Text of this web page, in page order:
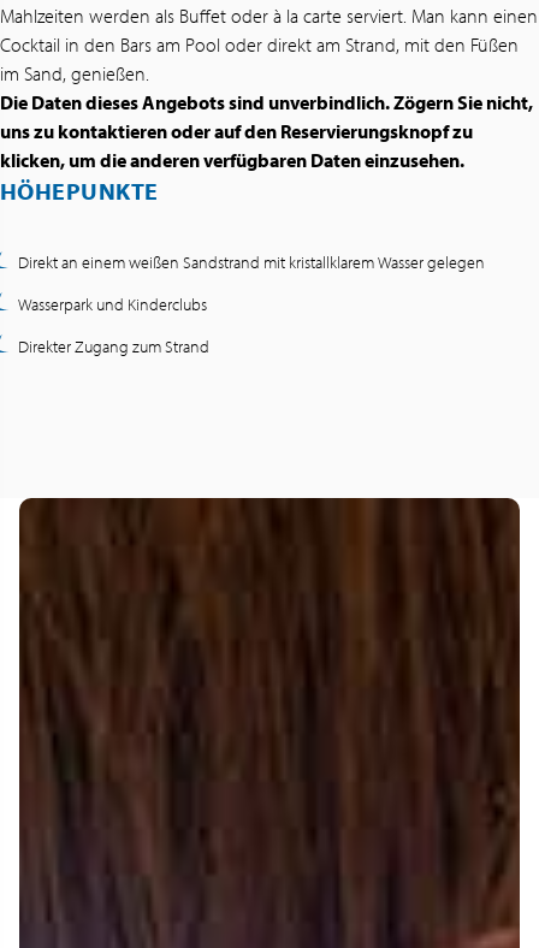
Mahlzeiten werden als Buffet oder à la carte serviert. Man kann einen
Cocktail in den Bars am Pool oder direkt am Strand, mit den Füßen
im Sand, genießen.
Die Daten dieses Angebots sind unverbindlich. Zögern Sie nicht,
uns zu kontaktieren oder auf den Reservierungsknopf zu
klicken, um die anderen verfügbaren Daten einzusehen.
HÖHEPUNKTE
Direkt an einem weißen Sandstrand mit kristallklarem Wasser gelegen
Wasserpark und Kinderclubs
Direkter Zugang zum Strand